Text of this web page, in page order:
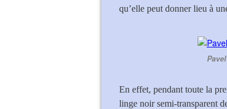
qu’elle peut donner lieu à
En effet, pendant toute la
linge noir semi-transparent